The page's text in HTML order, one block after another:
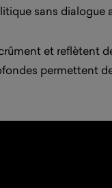
sans dialogue
et reflètent
permettent